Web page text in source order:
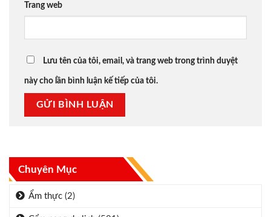
Chuyên Mục
Ẩm thực (2)
Trang web
Lưu tên của tôi, email, và trang web trong trình duyệt
này cho lần bình luận kế tiếp của tôi.